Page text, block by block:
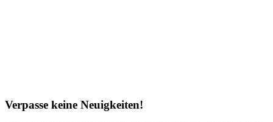
Verpasse keine Neuigkeiten!